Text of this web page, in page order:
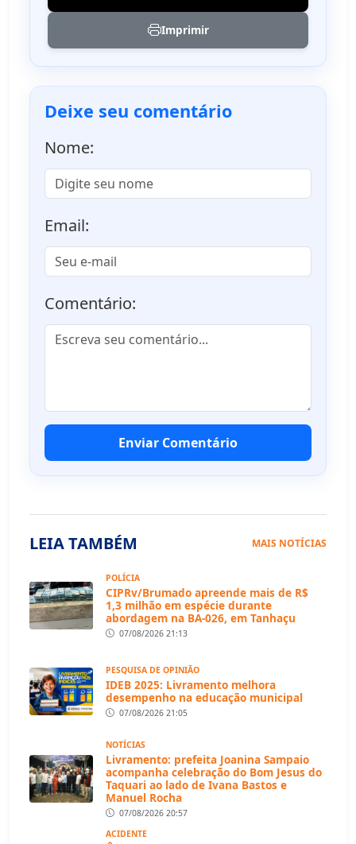
Imprimir
Deixe seu comentário
Nome:
Email:
Comentário:
Enviar Comentário
LEIA TAMBÉM MAIS NOTÍCIAS
POLÍCIA
CIPRv/Brumado apreende mais de R$
1,3 milhão em espécie durante
abordagem na BA-026, em Tanhaçu
07/08/2026 21:13
PESQUISA DE OPINIÃO
IDEB 2025: Livramento melhora
desempenho na educação municipal
07/08/2026 21:05
NOTÍCIAS
Livramento: prefeita Joanina Sampaio
acompanha celebração do Bom Jesus do
Taquari ao lado de Ivana Bastos e
Manuel Rocha
07/08/2026 20:57
ACIDENTE